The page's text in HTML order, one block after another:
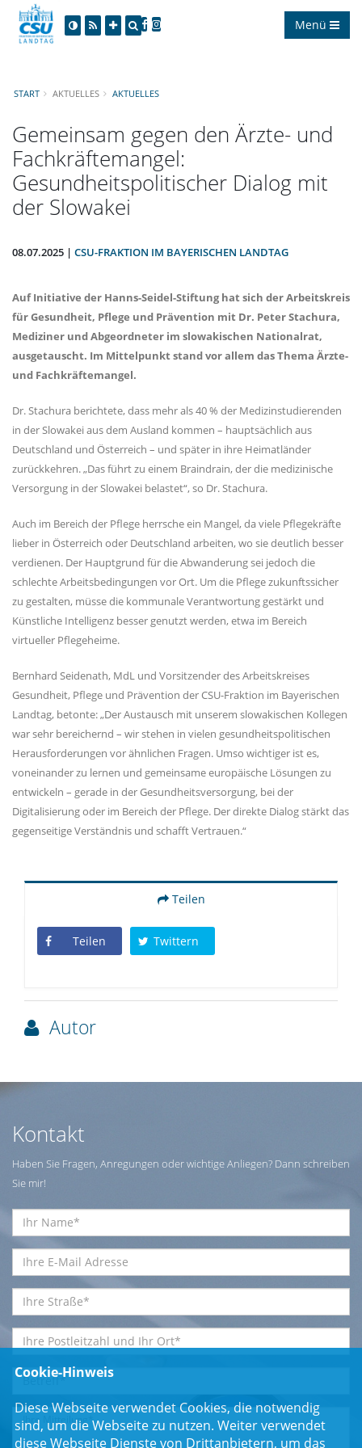
Menü
START AKTUELLES AKTUELLES
Gemeinsam gegen den Ärzte- und
Fachkräftemangel:
Gesundheitspolitischer Dialog mit
der Slowakei
08.07.2025 | CSU-FRAKTION IM BAYERISCHEN LANDTAG
Auf Initiative der Hanns-Seidel-Stiftung hat sich der Arbeitskreis
für Gesundheit, Pflege und Prävention mit Dr. Peter Stachura,
Mediziner und Abgeordneter im slowakischen Nationalrat,
ausgetauscht. Im Mittelpunkt stand vor allem das Thema Ärzte-
und Fachkräftemangel.
Dr. Stachura berichtete, dass mehr als 40 % der Medizinstudierenden
in der Slowakei aus dem Ausland kommen – hauptsächlich aus
Deutschland und Österreich – und später in ihre Heimatländer
zurückkehren. „Das führt zu einem Braindrain, der die medizinische
Versorgung in der Slowakei belastet“, so Dr. Stachura.
Auch im Bereich der Pflege herrsche ein Mangel, da viele Pflegekräfte
lieber in Österreich oder Deutschland arbeiten, wo sie deutlich besser
verdienen. Der Hauptgrund für die Abwanderung sei jedoch die
schlechte Arbeitsbedingungen vor Ort. Um die Pflege zukunftssicher
zu gestalten, müsse die kommunale Verantwortung gestärkt und
Künstliche Intelligenz besser genutzt werden, etwa im Bereich
virtueller Pflegeheime.
Bernhard Seidenath, MdL und Vorsitzender des Arbeitskreises
Gesundheit, Pflege und Prävention der CSU-Fraktion im Bayerischen
Landtag, betonte: „Der Austausch mit unserem slowakischen Kollegen
war sehr bereichernd – wir stehen in vielen gesundheitspolitischen
Herausforderungen vor ähnlichen Fragen. Umso wichtiger ist es,
voneinander zu lernen und gemeinsame europäische Lösungen zu
entwickeln – gerade in der Gesundheitsversorgung, bei der
Digitalisierung oder im Bereich der Pflege. Der direkte Dialog stärkt das
gegenseitige Verständnis und schafft Vertrauen.“
Teilen
Teilen Twittern
Autor
Kontakt
Haben Sie Fragen, Anregungen oder wichtige Anliegen? Dann schreiben
Sie mir!
Cookie-Hinweis
Diese Webseite verwendet Cookies, die notwendig
sind, um die Webseite zu nutzen. Weiter verwendet
diese Webseite Dienste von Drittanbietern, um das